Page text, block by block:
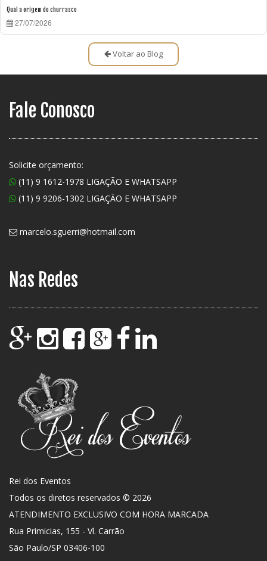
Qual a origem do churrasco
27/07/2026
Voltar ao Blog
Fale Conosco
Solicite orçamento:
(11) 9 1612-1978 LIGAÇÃO E WHATSAPP
(11) 9 9206-1302 LIGAÇÃO E WHATSAPP
marcelo.sguerri@hotmail.com
Nas Redes
Rei dos Eventos
Todos os diretos reservados © 2026
ATENDIMENTO EXCLUSIVO COM HORA MARCADA
Rua Primicias, 155 - Vl. Carrão
São Paulo/SP 03406-100